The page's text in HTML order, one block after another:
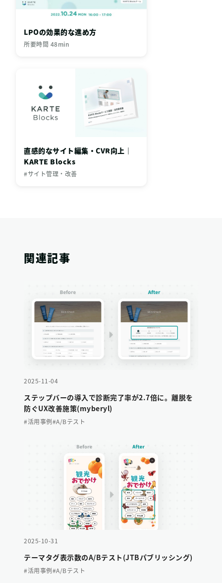
LPOの効果的な進め方
所要時間 48min
直感的なサイト編集・CVR向上｜
KARTE Blocks
#サイト管理・改善
関連記事
2025-11-04
ステップバーの導入で診断完了率が2.7倍に。離脱を
防ぐUX改善施策(myberyl)
#活用事例#A/Bテスト
2025-10-31
テーマタグ表示数のA/Bテスト(JTBパブリッシング)
#活用事例#A/Bテスト